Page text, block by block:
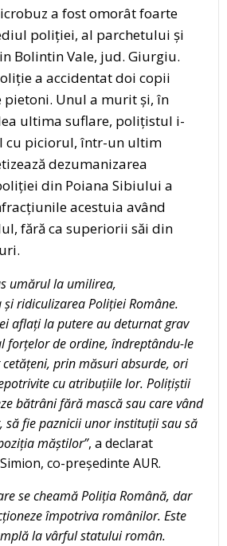
a fost omorât foarte
poliției, al parchetului și
Bolintin Vale, jud. Giurgiu.
a accidentat doi copii
pietoni. Unul a murit și, în
ultima suflare, polițistul i-
cu piciorul, într-un ultim
dezumanizarea
din Poiana Sibiului a
acestuia având
fără ca superiorii săi din
umărul la umilirea,
ridiculizarea Poliției Române.
aflați la putere au deturnat grav
forțelor de ordine, îndreptându-le
prin măsuri absurde, ori
cu atribuțiile lor. Polițiștii
bătrâni fără mască sau care vând
fie paznicii unor instituții sau să
măștilor”, a declarat
co-președinte AUR.
se cheamă Poliția Română, dar
împotriva românilor. Este
la vârful statului român.